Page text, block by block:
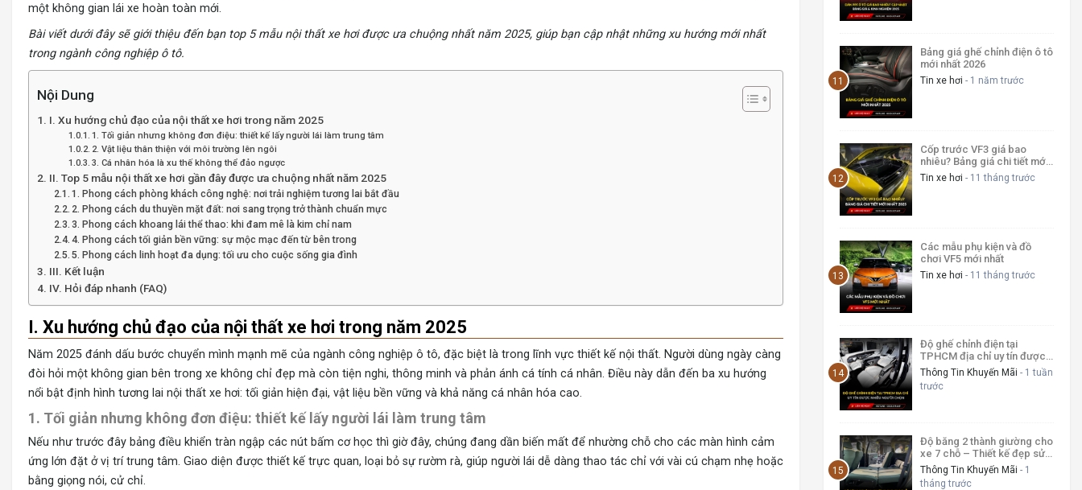
một không gian lái xe hoàn toàn mới.
Bài viết dưới đây sẽ giới thiệu đến bạn top 5 mẫu nội thất xe hơi được ưa chuộng nhất năm 2025, giúp bạn cập nhật những xu hướng mới nhất
trong ngành công nghiệp ô tô.
Nội Dung
I. Xu hướng chủ đạo của nội thất xe hơi trong năm 2025
1. Tối giản nhưng không đơn điệu: thiết kế lấy người lái làm trung tâm
2. Vật liệu thân thiện với môi trường lên ngôi
3. Cá nhân hóa là xu thế không thể đảo ngược
II. Top 5 mẫu nội thất xe hơi gần đây được ưa chuộng nhất năm 2025
1. Phong cách phòng khách công nghệ: nơi trải nghiệm tương lai bắt đầu
2. Phong cách du thuyền mặt đất: nơi sang trọng trở thành chuẩn mực
3. Phong cách khoang lái thể thao: khi đam mê là kim chỉ nam
4. Phong cách tối giản bền vững: sự mộc mạc đến từ bên trong
5. Phong cách linh hoạt đa dụng: tối ưu cho cuộc sống gia đình
III. Kết luận
IV. Hỏi đáp nhanh (FAQ)
I. Xu hướng chủ đạo của nội thất xe hơi trong năm 2025
Năm 2025 đánh dấu bước chuyển mình mạnh mẽ của ngành công nghiệp ô tô, đặc biệt là trong lĩnh vực thiết kế nội thất. Người dùng ngày càng
đòi hỏi một không gian bên trong xe không chỉ đẹp mà còn tiện nghi, thông minh và phản ánh cá tính cá nhân. Điều này dẫn đến ba xu hướng
nổi bật định hình tương lai nội thất xe hơi: tối giản hiện đại, vật liệu bền vững và khả năng cá nhân hóa cao.
1. Tối giản nhưng không đơn điệu: thiết kế lấy người lái làm trung tâm
Nếu như trước đây bảng điều khiển tràn ngập các nút bấm cơ học thì giờ đây, chúng đang dần biến mất để nhường chỗ cho các màn hình cảm
ứng lớn đặt ở vị trí trung tâm. Giao diện được thiết kế trực quan, loại bỏ sự rườm rà, giúp người lái dễ dàng thao tác chỉ với vài cú chạm nhẹ hoặc
bằng giọng nói, cử chỉ.
Bảng giá ghế chỉnh điện ô tô
mới nhất 2026
Tin xe hơi - 1 năm trước
Cốp trước VF3 giá bao
nhiêu? Bảng giá chi tiết mới
nhất 2025
Tin xe hơi - 11 tháng trước
Các mẫu phụ kiện và đồ
chơi VF5 mới nhất
Tin xe hơi - 11 tháng trước
Độ ghế chỉnh điện tại
TPHCM địa chỉ uy tín được
nhiều người chọn
Thông Tin Khuyến Mãi - 1 tuần
trước
Độ băng 2 thành giường cho
xe 7 chỗ – Thiết kế đẹp sử
dụng linh hoạt
Thông Tin Khuyến Mãi - 1
tháng trước